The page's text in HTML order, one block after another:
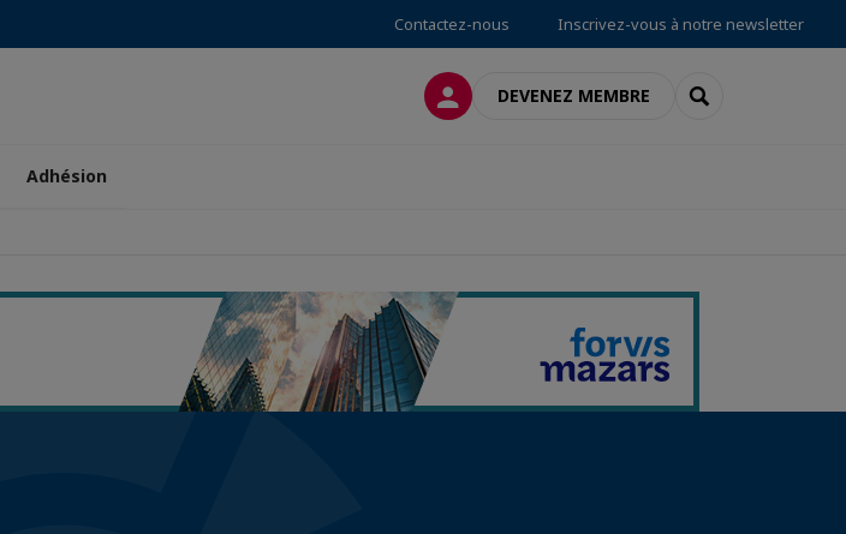
Contactez-nous Inscrivez-vous à notre newsletter
CONNEXIONDEVENEZ MEMBRE RECHERCHER
Adhésion